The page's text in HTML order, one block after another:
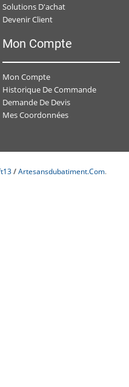
Solutions D'achat
Devenir Client
Mon Compte
Mon Compte
Historique De Commande
Demande De Devis
Mes Coordonnées
/Artesansdubatiment.com.